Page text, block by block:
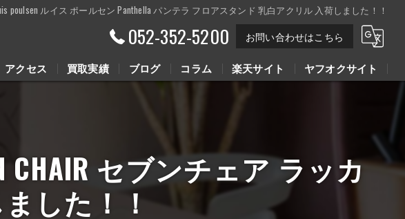
poulsen ルイス ポールセン Panthella パンテラ フロアスタンド 乳白アクリル 入荷しました！！
052-352-5200 お問い合わせはこちら
アクセス 買取実績 ブログ
Youtube動画
コラム 楽天サイト ヤフオクサイト
CHAIR セブンチェア ラッカ
した！！